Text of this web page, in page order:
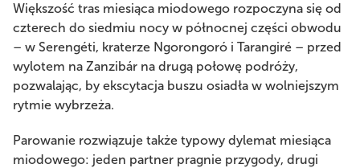
Większość tras miesiąca miodowego rozpoczyna się od
czterech do siedmiu nocy w północnej części obwodu
– w Serengéti, kraterze Ngorongoró i Tarangiré – przed
wylotem na Zanzibár na drugą połowę podróży,
pozwalając, by ekscytacja buszu osiadła w wolniejszym
rytmie wybrzeża.
Parowanie rozwiązuje także typowy dylemat miesiąca
miodowego: jeden partner pragnie przygody, drugi